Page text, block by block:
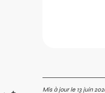
Mis à jour le 13 juin